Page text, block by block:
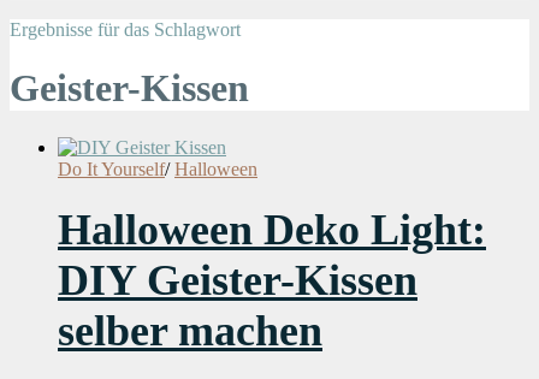
Ergebnisse für das Schlagwort
Geister-Kissen
Do It Yourself/ Halloween
Halloween Deko Light:
DIY Geister-Kissen
selber machen